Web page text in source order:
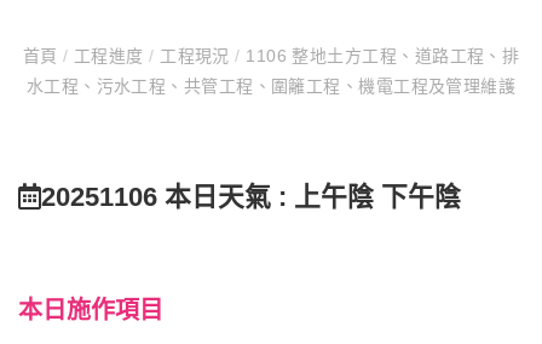
首頁/ 工程進度/ 工程現況/ 1106 整地土方工程、道路工程、排
水工程、污水工程、共管工程、圍籬工程、機電工程及管理維護
20251106 本日天氣 : 上午陰 下午陰
本日施作項目